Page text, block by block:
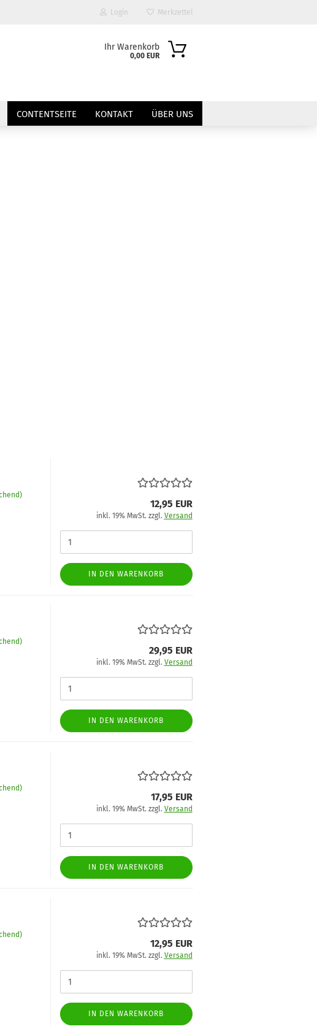
Login Merkzettel
Ihr Warenkorb
0,00 EUR
CONTENTSEITE KONTAKT ÜBER UNS
12,95 EUR
inkl. 19% MwSt. zzgl. Versand
IN DEN WARENKORB
29,95 EUR
inkl. 19% MwSt. zzgl. Versand
IN DEN WARENKORB
17,95 EUR
inkl. 19% MwSt. zzgl. Versand
IN DEN WARENKORB
12,95 EUR
inkl. 19% MwSt. zzgl. Versand
IN DEN WARENKORB